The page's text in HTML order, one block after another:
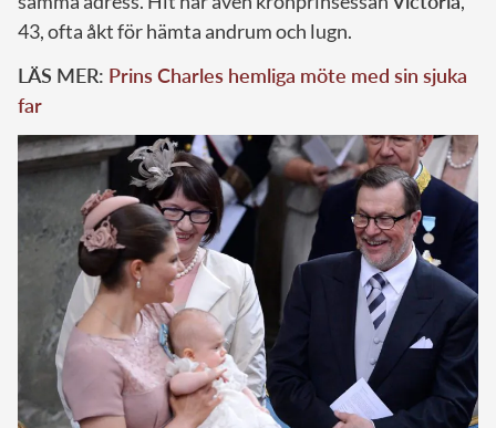
43, ofta åkt för hämta andrum och lugn.
LÄS MER: Prins Charles hemliga möte med sin sjuka
far